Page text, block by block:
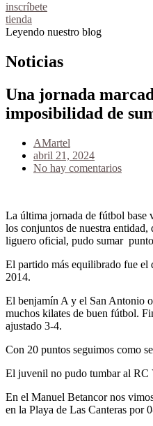
inscríbete
tienda
Leyendo nuestro blog
Noticias
Una jornada
imposibilidad de
AMartel
abril 21, 2024
No hay comentarios
La última jornada de fútbol base
los conjuntos de nuestra
liguero oficial, pudo sumar
El partido más equilibrado fue el
2014.
El benjamín A y el San Antonio
muchos kilates de buen fútbol.
ajustado 3-4.
Con 20 puntos seguimos como
El juvenil no pudo tumbar al RC
En el Manuel Betancor nos
en la Playa de Las Canteras por